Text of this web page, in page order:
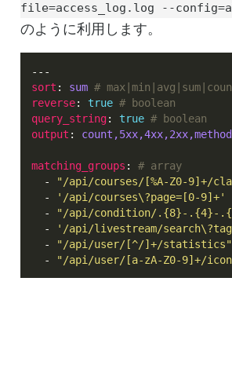
file=access_log.log --
のように利用します。
sort : sum #
reverse: true # boolean
query_string: true # boolean
output :
matching_groups : # array
  -
"/api/courses/[%A-Z0-9]+/
  -
'/api/courses\?page=[0-9]+'
  -
"/api/condition/.{8}-.{4}-
  -
'/api/livestream/
  -
"/api/user/[^/]+/statistics"
  -
"/api/user/[a-zA-Z0-9]+/